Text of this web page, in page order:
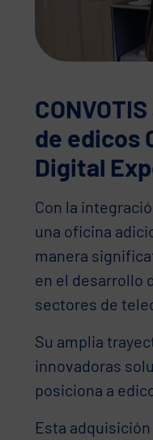
de edicos
Digital
Con la
una oficina
manera
en el desarrollo
sectores de
Su amplia
innovadoras
posiciona a
Esta